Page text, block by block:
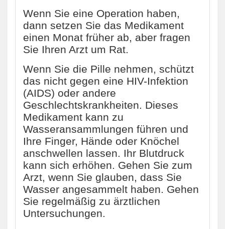
Wenn Sie eine Operation haben,
dann setzen Sie das Medikament
einen Monat früher ab, aber fragen
Sie Ihren Arzt um Rat.
Wenn Sie die Pille nehmen, schützt
das nicht gegen eine HIV-Infektion
(AIDS) oder andere
Geschlechtskrankheiten. Dieses
Medikament kann zu
Wasseransammlungen führen und
Ihre Finger, Hände oder Knöchel
anschwellen lassen. Ihr Blutdruck
kann sich erhöhen. Gehen Sie zum
Arzt, wenn Sie glauben, dass Sie
Wasser angesammelt haben. Gehen
Sie regelmäßig zu ärztlichen
Untersuchungen.